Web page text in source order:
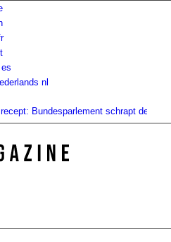
es
nl
Bundesparlement schrapt de